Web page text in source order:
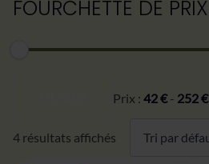
FOURCHETTE DE PRIX
Prix : 42 €- 252 €
4 résultats affichés